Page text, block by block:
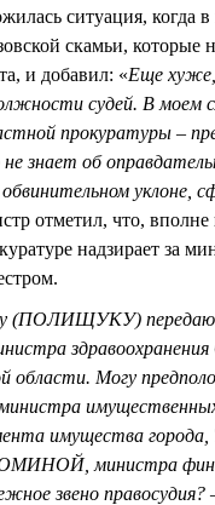
ситуация, когда
скамьи,
и добавил: «Еще хуже,
судей. В моем
прокуратуры –
не знает об
отметил, что, вполне
надзирает за
(ПОЛИЩУКУ) передают
области. Могу
имущества
министра
звено правосудия?